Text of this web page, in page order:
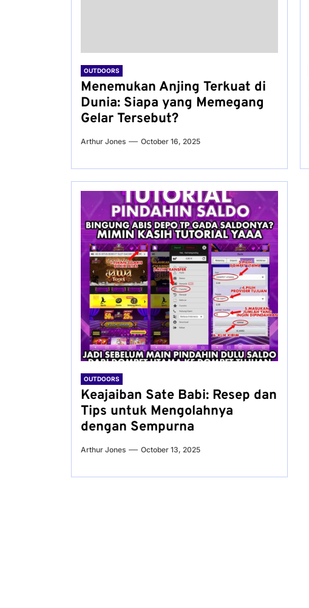
OUTDOORS
Menemukan Anjing Terkuat di
Dunia: Siapa yang Memegang
Gelar Tersebut?
Arthur Jones October 16, 2025
OUTDOORS
Keajaiban Sate Babi: Resep dan
Tips untuk Mengolahnya
dengan Sempurna
Arthur Jones October 13, 2025